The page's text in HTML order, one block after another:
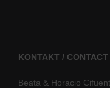
KONTAKT / CONTACT
Beata & Horacio